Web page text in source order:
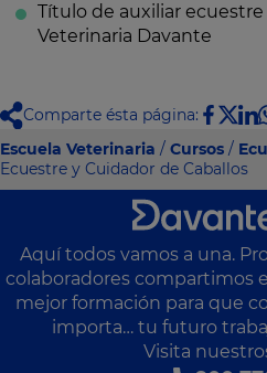
Título de auxiliar ecuestre
Veterinaria Davante
Comparte ésta página:
Escuela Veterinaria / Cursos /
Ecuestre y Cuidador de Caballos
Aquí todos vamos a una.
colaboradores compartimos
mejor formación para que
importa… tu futuro
Visita